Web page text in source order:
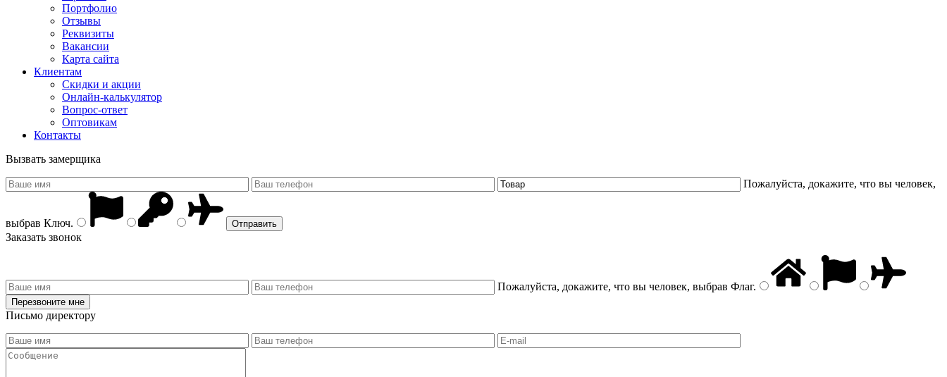
Портфолио
Отзывы
Реквизиты
Вакансии
Карта сайта
Клиентам
Скидки и акции
Онлайн-калькулятор
Вопрос-ответ
Оптовикам
Контакты
Вызвать замерщика
Пожалуйста, докажите, что вы человек,
выбрав Ключ.
Заказать звонок
Пожалуйста, докажите, что вы человек, выбрав Флаг.
Письмо директору